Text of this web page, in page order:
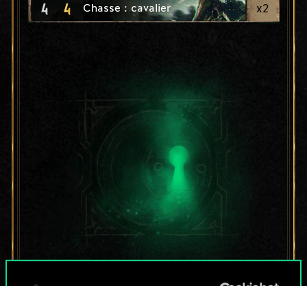
4 4 Chasse : cavalier x2
Pour l'instant, ce